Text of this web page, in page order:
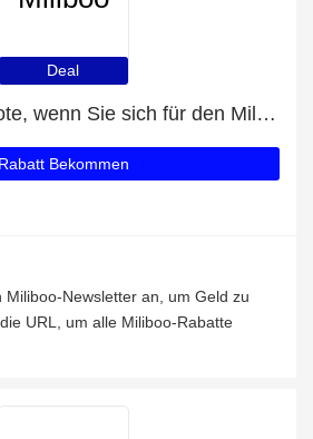
Deal
Exklusive Angebote, wenn Sie sich für den Miliboo-Newsletter anmelden
Rabatt Bekommen
Miliboo-Newsletter an, um Geld zu
URL, um alle Miliboo-Rabatte